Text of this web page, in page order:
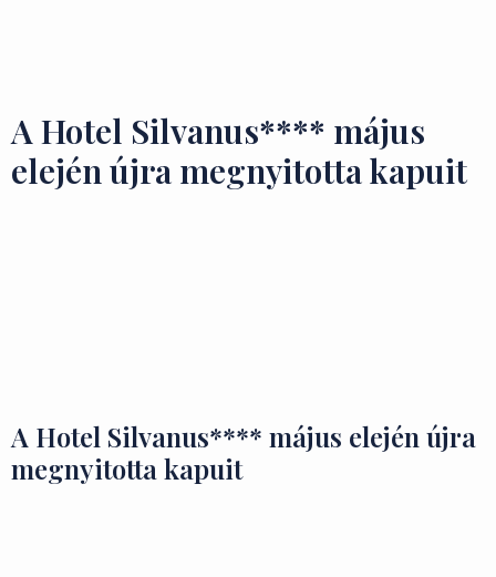
A Hotel Silvanus**** május
elején újra megnyitotta kapuit
A Hotel Silvanus**** május elején újra
megnyitotta kapuit